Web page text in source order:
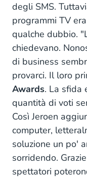
Prendere il
Abbracciare la
Un nuovo nome
Il mondo ai nostri
degli SMS.
programmi TV
qualche dubbio.
chiedevano.
di business
provarci. Il loro
Awards. La sfida
quantità di voti
Così Jeroen
computer,
soluzione un po'
sorridendo.
spettatori